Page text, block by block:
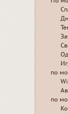
по
по